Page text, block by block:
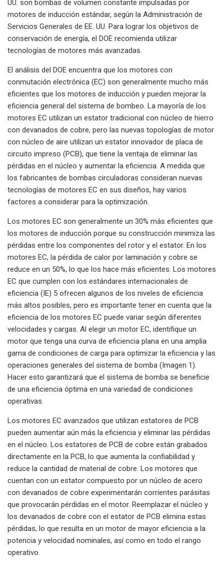
UU. son bombas de volumen constante impulsadas por
motores de inducción estándar, según la Administración de
Servicios Generales de EE. UU. Para lograr los objetivos de
conservación de energía, el DOE recomienda utilizar
tecnologías de motores más avanzadas.
El análisis del DOE encuentra que los motores con
conmutación electrónica (EC) son generalmente mucho más
eficientes que los motores de inducción y pueden mejorar la
eficiencia general del sistema de bombeo. La mayoría de los
motores EC utilizan un estator tradicional con núcleo de hierro
con devanados de cobre, pero las nuevas topologías de motor
con núcleo de aire utilizan un estator innovador de placa de
circuito impreso (PCB), que tiene la ventaja de eliminar las
pérdidas en el núcleo y aumentar la eficiencia. A medida que
los fabricantes de bombas circuladoras consideran nuevas
tecnologías de motores EC en sus diseños, hay varios
factores a considerar para la optimización.
Los motores EC son generalmente un 30% más eficientes que
los motores de inducción porque su construcción minimiza las
pérdidas entre los componentes del rotor y el estator. En los
motores EC, la pérdida de calor por laminación y cobre se
reduce en un 50%, lo que los hace más eficientes. Los motores
EC que cumplen con los estándares internacionales de
eficiencia (IE) 5 ofrecen algunos de los niveles de eficiencia
más altos posibles, pero es importante tener en cuenta que la
eficiencia de los motores EC puede variar según diferentes
velocidades y cargas. Al elegir un motor EC, identifique un
motor que tenga una curva de eficiencia plana en una amplia
gama de condiciones de carga para optimizar la eficiencia y las
operaciones generales del sistema de bomba (Imagen 1).
Hacer esto garantizará que el sistema de bomba se beneficie
de una eficiencia óptima en una variedad de condiciones
operativas.
Los motores EC avanzados que utilizan estatores de PCB
pueden aumentar aún más la eficiencia y eliminar las pérdidas
en el núcleo. Los estatores de PCB de cobre están grabados
directamente en la PCB, lo que aumenta la confiabilidad y
reduce la cantidad de material de cobre. Los motores que
cuentan con un estator compuesto por un núcleo de acero
con devanados de cobre experimentarán corrientes parásitas
que provocarán pérdidas en el motor. Reemplazar el núcleo y
los devanados de cobre con el estator de PCB elimina estas
pérdidas, lo que resulta en un motor de mayor eficiencia a la
potencia y velocidad nominales, así como en todo el rango
operativo.